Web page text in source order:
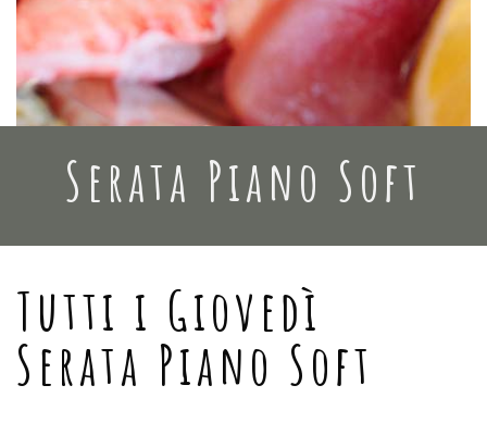
Serata Piano Soft
Tutti i Giovedì
Serata Piano Soft